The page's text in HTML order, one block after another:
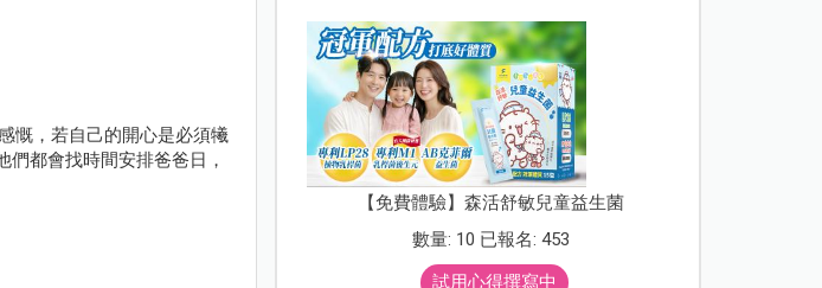
慨，若自己的開心是必須犧
都會找時間安排爸爸日，
【免費體驗】森活舒敏兒童益生菌
數量: 10 已報名: 453
試用心得撰寫中